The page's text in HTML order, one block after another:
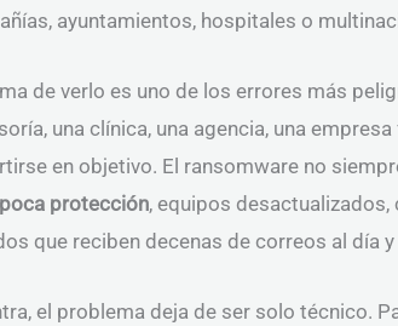
ayuntamientos, hospitales o
de verlo es uno de los errores más
una clínica, una agencia, una
en objetivo. El ransomware no
protección, equipos
que reciben decenas de correos al día
el problema deja de ser solo técnico.